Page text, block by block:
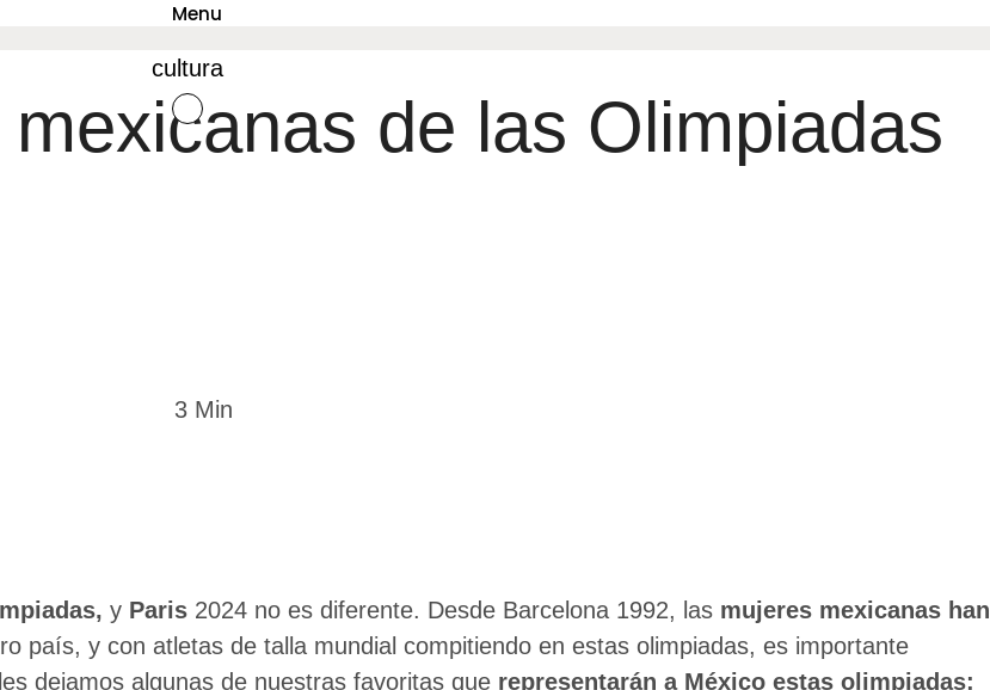
Menu
cultura
de las Olimpiadas
3 Min
y Paris 2024 no es diferente. Desde Barcelona 1992, las mujeres mexicanas han
país, y con atletas de talla mundial compitiendo en estas olimpiadas, es importante
dejamos algunas de nuestras favoritas que representarán a México estas olimpiadas: